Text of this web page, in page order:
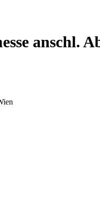
anschl.